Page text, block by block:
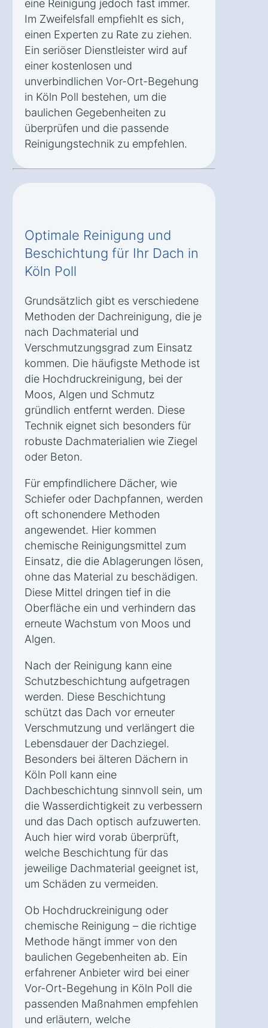
eine Reinigung jedoch fast immer.
Im Zweifelsfall empfiehlt es sich,
einen Experten zu Rate zu ziehen.
Ein seriöser Dienstleister wird auf
einer kostenlosen und
unverbindlichen Vor-Ort-Begehung
in Köln Poll bestehen, um die
baulichen Gegebenheiten zu
überprüfen und die passende
Reinigungstechnik zu empfehlen.
Optimale Reinigung und
Beschichtung für Ihr Dach in
Köln Poll
Grundsätzlich gibt es verschiedene
Methoden der Dachreinigung, die je
nach Dachmaterial und
Verschmutzungsgrad zum Einsatz
kommen. Die häufigste Methode ist
die Hochdruckreinigung, bei der
Moos, Algen und Schmutz
gründlich entfernt werden. Diese
Technik eignet sich besonders für
robuste Dachmaterialien wie Ziegel
oder Beton.
Für empfindlichere Dächer, wie
Schiefer oder Dachpfannen, werden
oft schonendere Methoden
angewendet. Hier kommen
chemische Reinigungsmittel zum
Einsatz, die die Ablagerungen lösen,
ohne das Material zu beschädigen.
Diese Mittel dringen tief in die
Oberfläche ein und verhindern das
erneute Wachstum von Moos und
Algen.
Nach der Reinigung kann eine
Schutzbeschichtung aufgetragen
werden. Diese Beschichtung
schützt das Dach vor erneuter
Verschmutzung und verlängert die
Lebensdauer der Dachziegel.
Besonders bei älteren Dächern in
Köln Poll kann eine
Dachbeschichtung sinnvoll sein, um
die Wasserdichtigkeit zu verbessern
und das Dach optisch aufzuwerten.
Auch hier wird vorab überprüft,
welche Beschichtung für das
jeweilige Dachmaterial geeignet ist,
um Schäden zu vermeiden.
Ob Hochdruckreinigung oder
chemische Reinigung – die richtige
Methode hängt immer von den
baulichen Gegebenheiten ab. Ein
erfahrener Anbieter wird bei einer
Vor-Ort-Begehung in Köln Poll die
passenden Maßnahmen empfehlen
und erläutern, welche